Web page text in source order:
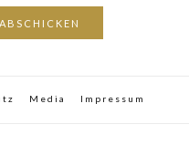
Media Impressum